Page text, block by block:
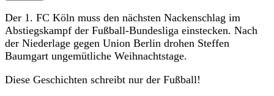
Der 1. FC Köln muss den nächsten Nackenschlag im
Abstiegskampf der Fußball-Bundesliga einstecken. Nach
der Niederlage gegen Union Berlin drohen Steffen
Baumgart ungemütliche Weihnachtstage.
Diese Geschichten schreibt nur der Fußball!